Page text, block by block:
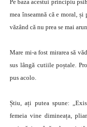
Pe baza acestui principiu
mea înseamnă că e moral,
văzând că nu prea se mai
Mare mi-a fost mirarea să
sus lângă cutiile poștale.
pus acolo.
Știu, ați putea spune:
femeia vine dimineața,